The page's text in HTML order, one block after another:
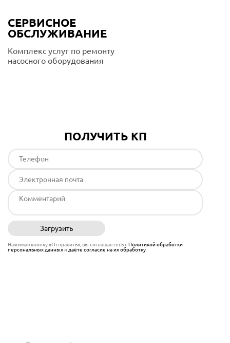
СЕРВИСНОЕ
ОБСЛУЖИВАНИЕ
Комплекс услуг по ремонту
насосного оборудования
ПОЛУЧИТЬ КП
Загрузить
Нажимая кнопку «Отправить», вы соглашаетесь сПолитикой обработки
персональных данныхи даёте согласие на их обработку